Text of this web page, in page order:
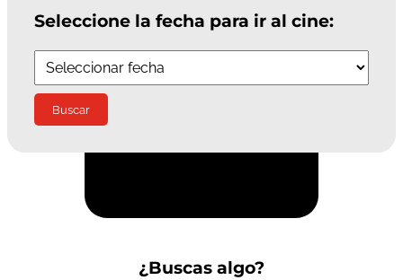
Seleccione la fecha para ir al cine:
¿Buscas algo?